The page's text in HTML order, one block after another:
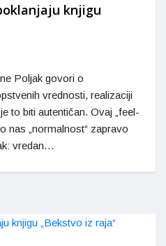
knjigu
Poljak govori o
vrednosti, realizaciji
to biti autentičan. Ovaj „feel-
nas „normalnost“ zapravo
vredan…